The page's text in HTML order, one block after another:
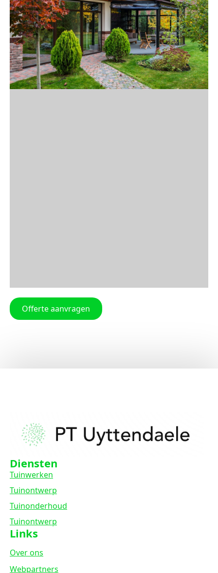
Offerte aanvragen
Diensten
Tuinwerken
Tuinontwerp
Tuinonderhoud
Tuinontwerp
Links
Over ons
Webpartners